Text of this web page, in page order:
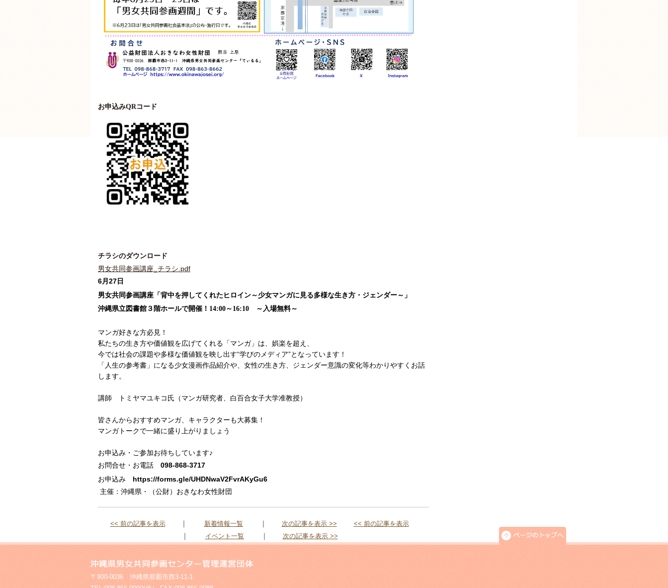
お申込みQRコード
チラシのダウンロード
男女共同参画講座‗チラシ.pdf
6月27日
男女共同参画講座「背中を押してくれたヒロイン～少女マンガに見る多様な生き方・ジェンダー～」
沖縄県立図書館３階ホールで開催！14:00～16:10 ～入場無料～
マンガ好きな方必見！
私たちの生き方や価値観を広げてくれる「マンガ」は、娯楽を超え、
今では社会の課題や多様な価値観を映し出す“学びのメディア”となっています！
「人生の参考書」になる少女漫画作品紹介や、女性の生き方、ジェンダー意識の変化等わかりやすくお話
します。
講師 トミヤマユキコ氏（マンガ研究者、白百合女子大学准教授）
皆さんからおすすめマンガ、キャラクターも大募集！
マンガトークで一緒に盛り上がりましょう
お申込み・ご参加お待ちしています♪
お問合せ・お電話 098-868-3717
お申込み https://forms.gle/UHDNwaV2FvrAKyGu6
主催：沖縄県・（公財）おきなわ女性財団
<< 前の記事を表示 ｜ 新着情報一覧 ｜ 次の記事を表示 >> << 前の記事を表示
｜ イベント一覧 ｜ 次の記事を表示 >>
〒900-0036 沖縄県那覇市西3-11-1